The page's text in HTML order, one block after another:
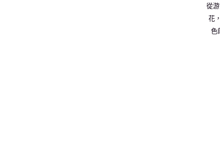
從
花
色